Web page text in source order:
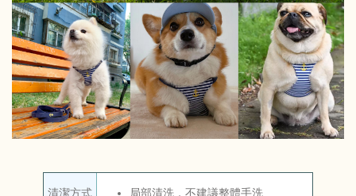
清潔方式 局部清洗，不建議整體手洗